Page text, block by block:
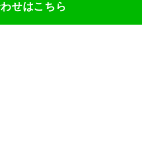
せはこちら